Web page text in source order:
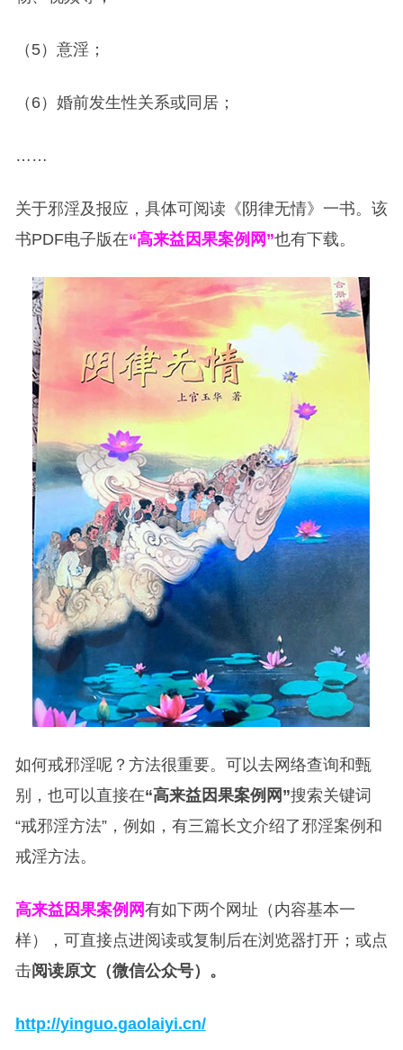
（5）意淫；
（6）婚前发生性关系或同居；
……
关于邪淫及报应，具体可阅读《阴律无情》一书。该
书PDF电子版在“高来益因果案例网”也有下载。
如何戒邪淫呢？方法很重要。可以去网络查询和甄
别，也可以直接在“高来益因果案例网”搜索关键词
“戒邪淫方法”，例如，有三篇长文介绍了邪淫案例和
戒淫方法。
高来益因果案例网有如下两个网址（内容基本一
样），可直接点进阅读或复制后在浏览器打开；或点
击阅读原文（微信公众号）。
http://yinguo.gaolaiyi.cn/